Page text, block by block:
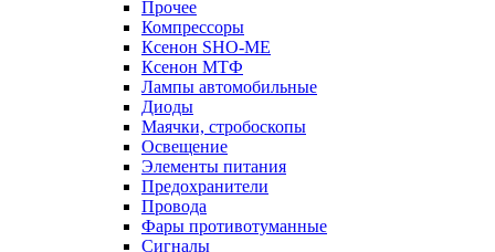
Прочее
Компрессоры
Ксенон SHO-ME
Ксенон МТФ
Лампы автомобильные
Диоды
Маячки, стробоскопы
Освещение
Элементы питания
Предохранители
Провода
Фары противотуманные
Сигналы